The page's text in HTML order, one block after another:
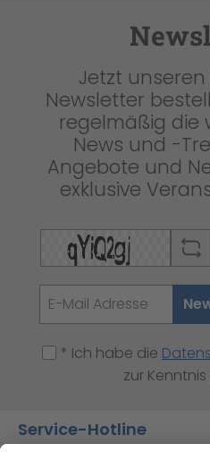
Jetzt
Newsletter
regelmäßig die
News und -
Angebote und
exklusive
* Ich habe die
zur
Service-Hotline